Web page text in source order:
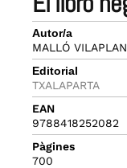
Autor/a
MALLÓ
Editorial
TXALAPARTA
EAN
9788418252082
Pàgines
700